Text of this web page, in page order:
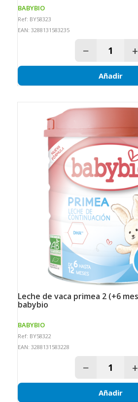
BABYBIO
Ref: BY58323
EAN: 3288131583235
− +
Añadir
leche de vaca primea 2 (+6 meses) 800gr de
babybio
BABYBIO
Ref: BY58322
EAN: 3288131583228
− +
Añadir